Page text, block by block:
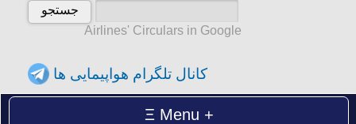
Airlines' Circulars in Google
کانال تلگرام هواپیمایی ها
Menu